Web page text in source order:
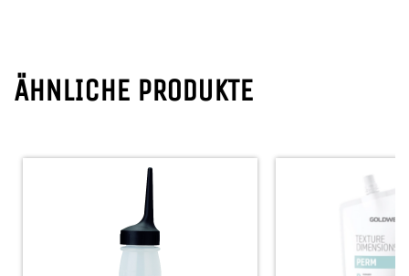
ÄHNLICHE PRODUKTE